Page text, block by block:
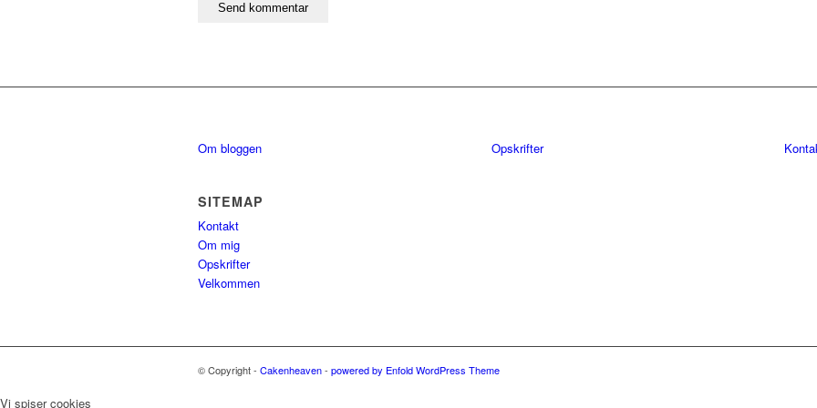
Om bloggen
SITEMAP
Kontakt
Om mig
Opskrifter
Velkommen
Opskrifter
© Copyright - Cakenheaven- powered by Enfold WordPress Theme
Vi spiser cookies